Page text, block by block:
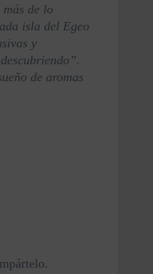
de lo
isla del Egeo
y
de aromas